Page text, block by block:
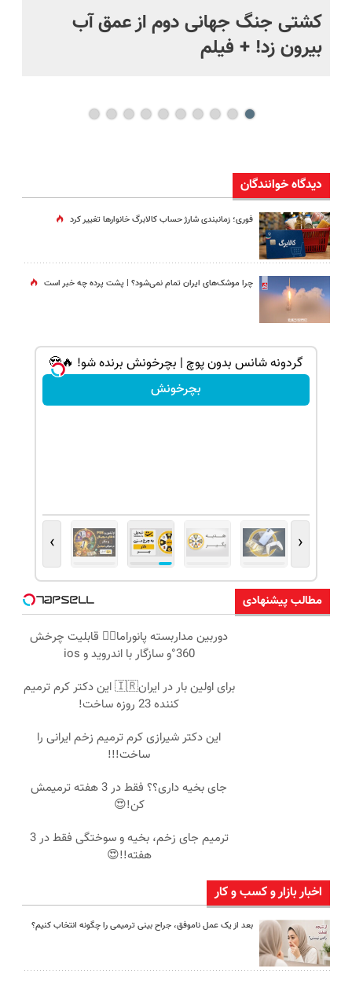
کشتی‌ جنگ جهانی دوم از عمق آب
بیرون زد! + فیلم
دیدگاه خوانندگان
فوری؛ زمانبندی‌ شارژ حساب کالابرگ خانوارها تغییر کرد
چرا موشک‌های ایران تمام نمی‌شود؟ | پشت پرده چه خبر است
گردونه شانس بدون پوچ | بچرخونش برنده شو! 🔥😍
بچرخونش
‹
›
مطالب پیشنهادی
دوربین مداربسته پانوراما👈🏻 قابلیت چرخش
360°و سازگار با اندروید و ios
برای اولین بار در ایران🇮🇷 این دکتر کرم ترمیم
کننده 23 روزه ساخت!
این دکتر شیرازی کرم ترمیم زخم ایرانی را
ساخت!!!
جای بخیه داری؟؟ فقط در 3 هفته ترمیمش
کن!😍
ترمیم جای زخم، بخیه و سوختگی فقط در 3
هفته!!😍
اخبار بازار و کسب و کار
بعد از یک عمل ناموفق، جراح بینی ترمیمی را چگونه انتخاب کنیم؟